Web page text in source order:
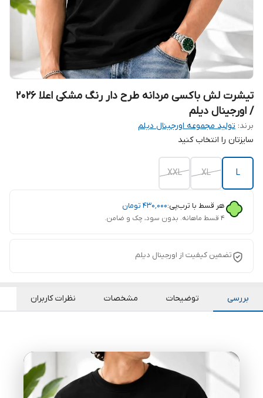
تیشرت لش باکسی مردانه طرح دار رنگ مشکی اعلا 2026
/ اورجینال دیلم
برند: تولید مجموعه اورجینال دیلم
سایزتان را انتخاب کنید
L
XL
XXL
هر قسط با ترب‌پی:۴۳۰٬۰۰۰ تومان
۴ قسط ماهانه. بدون سود، چک و ضامن.
تضمین کیفیت از اورجینال دیلم
بررسی توضیحات مشخصات نظرات کاربران